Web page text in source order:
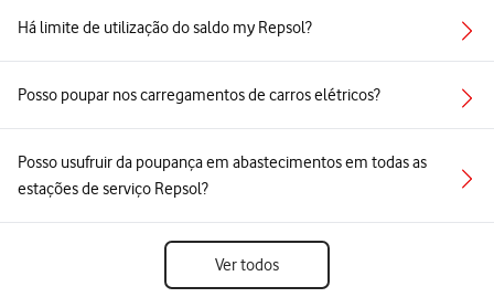
Há limite de utilização do saldo my Repsol?
Posso poupar nos carregamentos de carros elétricos?
Posso usufruir da poupança em abastecimentos em todas as
estações de serviço Repsol?
Ver todos